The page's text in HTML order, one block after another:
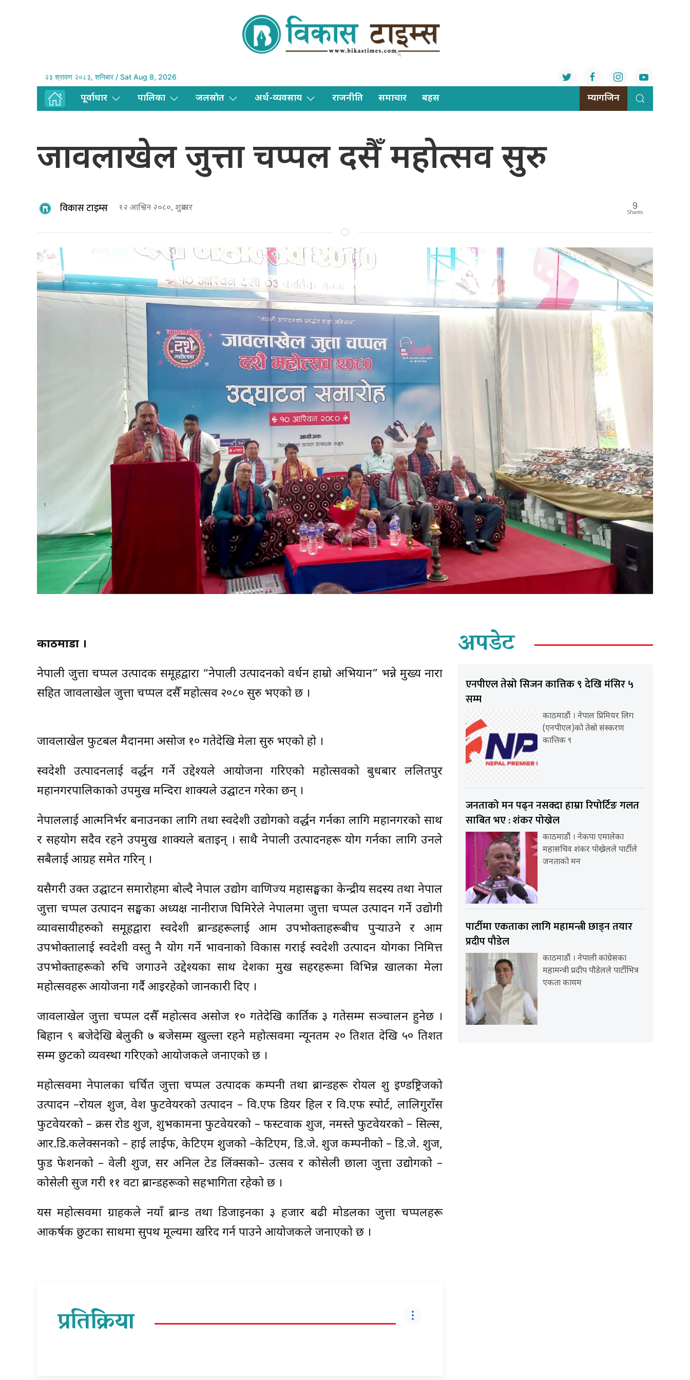
२३ श्रावण २०८३, शनिबार / Sat Aug 8, 2026
पूर्वाधार पालिका जलस्राेत अर्थ-व्यवसाय राजनीति समाचार बहस म्यागजिन
जावलाखेल जुत्ता चप्पल दसैँ महोत्सव सुरु
विकास टाइम्स १२ आश्विन २०८०, शुक्रबार 9
Shares
काठमाडौं ।
नेपाली जुत्ता चप्पल उत्पादक समूहद्वारा “नेपाली उत्पादनको प्रवर्धन हाम्रो अभियान” भन्ने मुख्य नारा
सहित जावलाखेल जुत्ता चप्पल दसैँ महोत्सव २०८० सुरु भएको छ ।
जावलाखेल फुटबल मैदानमा असोज १० गतेदेखि मेला सुरु भएको हो ।
स्वदेशी उत्पादनलाई प्रवर्द्धन गर्ने उद्देश्यले आयोजना गरिएको महोत्सवको बुधबार ललितपुर
महानगरपालिकाको उपप्रमुख मन्दिरा शाक्यले उद्घाटन गरेका छन् ।
नेपाललाई आत्मनिर्भर बनाउनका लागि तथा स्वदेशी उद्योगको प्रवर्द्धन गर्नका लागि महानगरको साथ
र सहयोग सदैव रहने उपप्रमुख शाक्यले बताइन् । साथै नेपाली उत्पादनहरू प्रयोग गर्नका लागि उनले
सबैलाई आग्रह समेत गरिन् ।
यसैगरी उक्त उद्घाटन समारोहमा बोल्दै नेपाल उद्योग वाणिज्य महासङ्घका केन्द्रीय सदस्य तथा नेपाल
जुत्ता चप्पल उत्पादन सङ्घका अध्यक्ष नानीराज घिमिरेले नेपालमा जुत्ता चप्पल उत्पादन गर्ने उद्योगी
व्यावसायीहरुको समूहद्वारा स्वदेशी ब्रान्डहरूलाई आम उपभोक्ताहरूबीच पुर्‍याउने र आम
उपभोक्तालाई स्वदेशी वस्तु नै प्रयोग गर्ने भावनाको विकास गराई स्वदेशी उत्पादन प्रयोगका निमित्त
उपभोक्ताहरूको रुचि जगाउने उद्देश्यका साथ देशका प्रमुख सहरहरूमा विभिन्न खालका मेला
महोत्सवहरू आयोजना गर्दै आइरहेको जानकारी दिए ।
जावलाखेल जुत्ता चप्पल दसैँ महोत्सव असोज १० गतेदेखि कार्तिक ३ गतेसम्म सञ्चालन हुनेछ ।
बिहान ९ बजेदेखि बेलुकी ७ बजेसम्म खुल्ला रहने महोत्सवमा न्यूनतम २० प्रतिशत देखि ५० प्रतिशत
सम्म छुटको व्यवस्था गरिएको आयोजकले जनाएको छ ।
महोत्सवमा नेपालका चर्चित जुत्ता चप्पल उत्पादक कम्पनी तथा ब्रान्डहरू रोयल शु इण्डष्ट्रिजको
उत्पादन –रोयल शुज, वेश फुटवेयरको उत्पादन – वि.एफ डियर हिल र वि.एफ स्पोर्ट, लालिगुराँस
फुटवेयरको – क्रस रोड शुज, शुभकामना फुटवेयरको – फस्टवाक शुज, नमस्ते फुटवेयरको – सिल्स,
आर.डि.कलेक्सनको – हाई लाईफ, केटिएम शुजको –केटिएम, डि.जे. शुज कम्पनीको – डि.जे. शुज,
फुड फेशनको – वेली शुज, सर अनिल टेड लिंक्सको– उत्सव र कोसेली छाला जुत्ता उद्योगको –
कोसेली सुज गरी ११ वटा ब्रान्डहरूको सहभागिता रहेको छ ।
यस महोत्सवमा ग्राहकले नयाँ ब्रान्ड तथा डिजाइनका ३ हजार बढी मोडलका जुत्ता चप्पलहरू
आकर्षक छुटका साथमा सुपथ मूल्यमा खरिद गर्न पाउने आयोजकले जनाएको छ ।
प्रतिक्रिया
अपडेट
एनपीएल तेस्रो सिजन कात्तिक ९ देखि मंसिर ५
सम्म
काठमाडौं । नेपाल प्रिमियर लिग
(एनपीएल)को तेस्रो संस्करण
कात्तिक ९
जनताको मन पढ्न नसक्दा हाम्रा रिपोर्टिङ गलत
साबित भए : शंकर पोख्रेल
काठमाडौं । नेकपा एमालेका
महासचिव शंकर पोख्रेलले पार्टीले
जनताको मन
पार्टीमा एकताका लागि महामन्त्री छाड्न तयार
प्रदीप पौडेल
काठमाडौं । नेपाली कांग्रेसका
महामन्त्री प्रदीप पौडेलले पार्टीभित्र
एकता कायम